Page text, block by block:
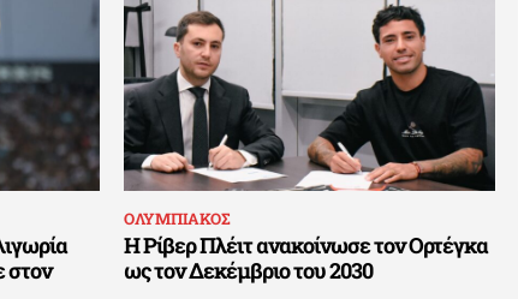
στον
ΟΛΥΜΠΙΑΚΟΣ
Η Ρίβερ Πλέιτ ανακοίνωσε τον Ορτέγκα
ως τον Δεκέμβριο του 2030